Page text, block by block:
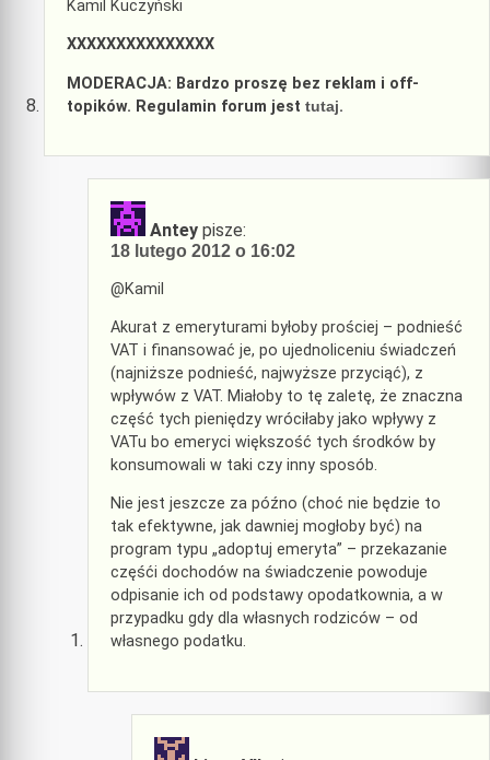
Kamil Kuczyński
XXXXXXXXXXXXXXX
MODERACJA: Bardzo proszę bez reklam i off-
topików. Regulamin forum jest tutaj.
Antey pisze:
18 lutego 2012 o 16:02
@Kamil
Akurat z emeryturami byłoby prościej – podnieść
VAT i finansować je, po ujednoliceniu świadczeń
(najniższe podnieść, najwyższe przyciąć), z
wpływów z VAT. Miałoby to tę zaletę, że znaczna
część tych pieniędzy wróciłaby jako wpływy z
VATu bo emeryci większość tych środków by
konsumowali w taki czy inny sposób.
Nie jest jeszcze za późno (choć nie będzie to
tak efektywne, jak dawniej mogłoby być) na
program typu „adoptuj emeryta” – przekazanie
częśći dochodów na świadczenie powoduje
odpisanie ich od podstawy opodatkownia, a w
przypadku gdy dla własnych rodziców – od
własnego podatku.